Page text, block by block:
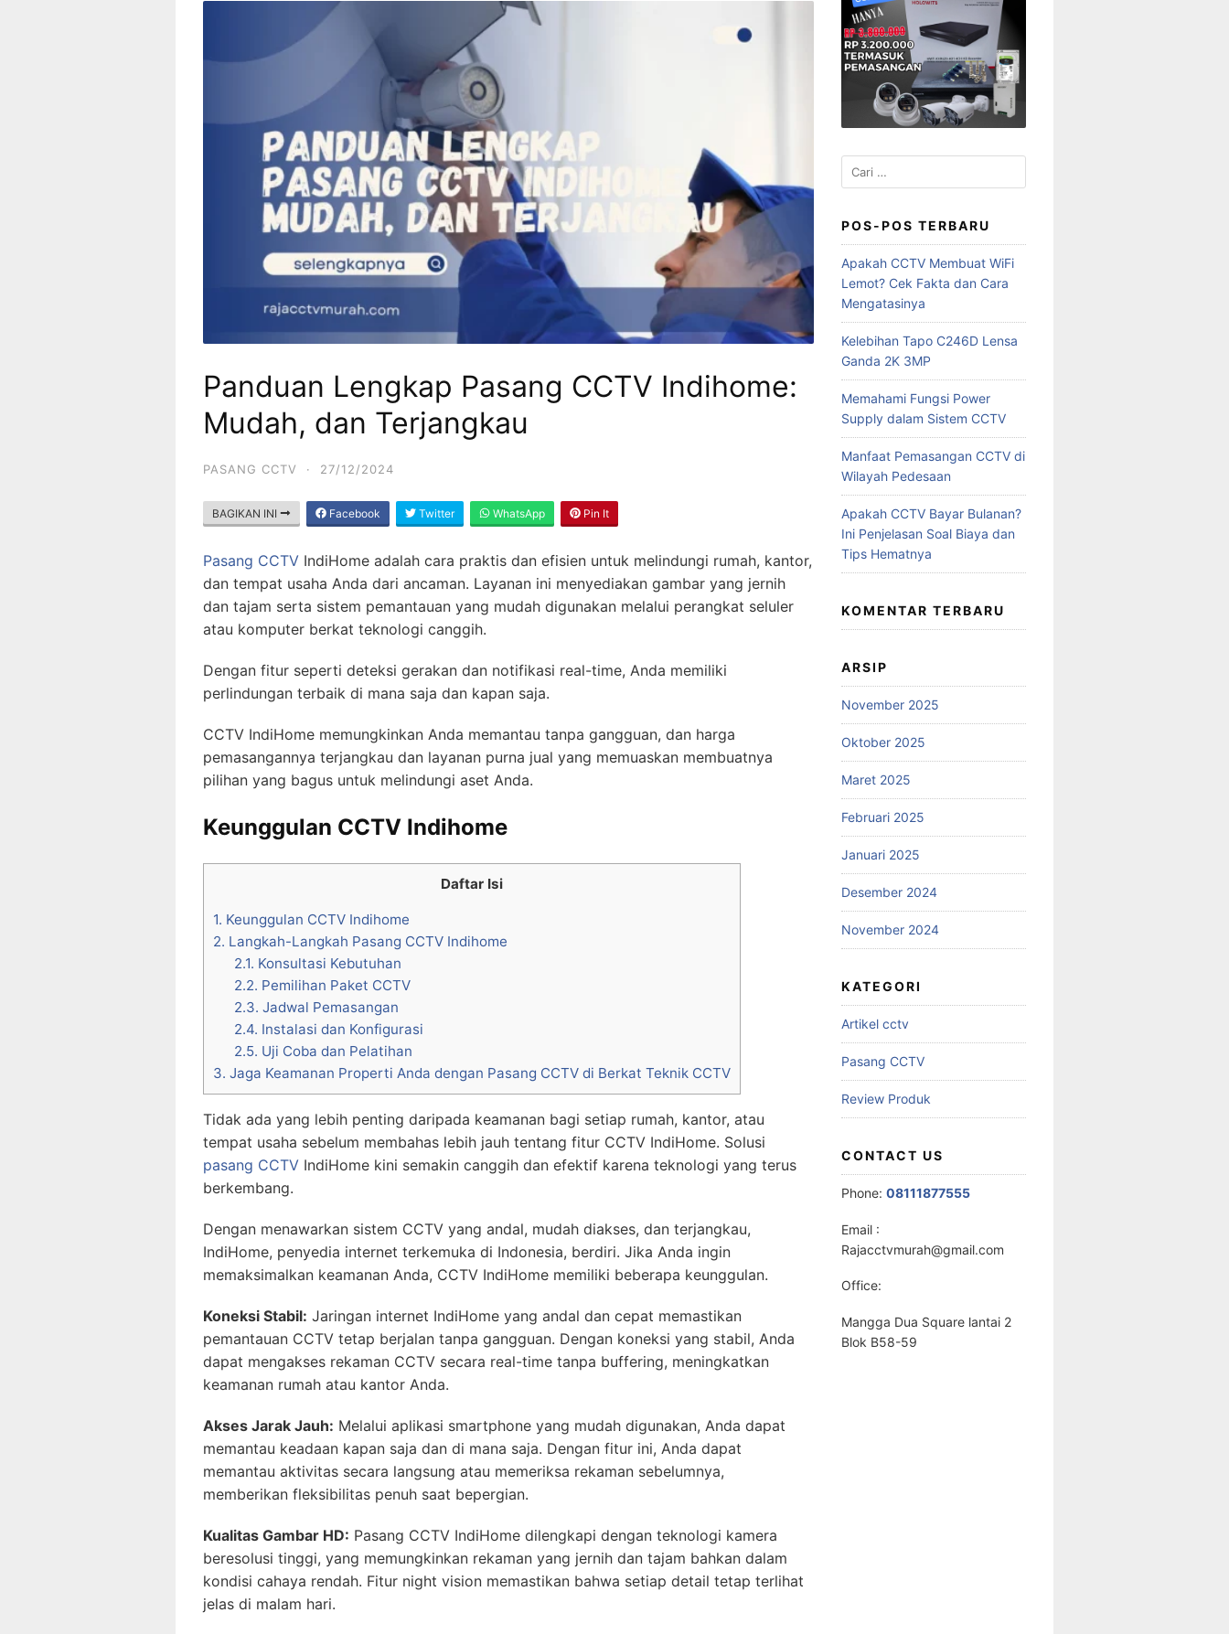
Panduan Lengkap Pasang CCTV Indihome:
Mudah, dan Terjangkau
PASANG CCTV · 27/12/2024
BAGIKAN INI Facebook Twitter WhatsApp Pin It
Pasang CCTV IndiHome adalah cara praktis dan efisien untuk melindungi rumah, kantor,
dan tempat usaha Anda dari ancaman. Layanan ini menyediakan gambar yang jernih
dan tajam serta sistem pemantauan yang mudah digunakan melalui perangkat seluler
atau komputer berkat teknologi canggih.
Dengan fitur seperti deteksi gerakan dan notifikasi real-time, Anda memiliki
perlindungan terbaik di mana saja dan kapan saja.
CCTV IndiHome memungkinkan Anda memantau tanpa gangguan, dan harga
pemasangannya terjangkau dan layanan purna jual yang memuaskan membuatnya
pilihan yang bagus untuk melindungi aset Anda.
Keunggulan CCTV Indihome
Daftar Isi
1. Keunggulan CCTV Indihome
2. Langkah-Langkah Pasang CCTV Indihome
2.1. Konsultasi Kebutuhan
2.2. Pemilihan Paket CCTV
2.3. Jadwal Pemasangan
2.4. Instalasi dan Konfigurasi
2.5. Uji Coba dan Pelatihan
3. Jaga Keamanan Properti Anda dengan Pasang CCTV di Berkat Teknik CCTV
Tidak ada yang lebih penting daripada keamanan bagi setiap rumah, kantor, atau
tempat usaha sebelum membahas lebih jauh tentang fitur CCTV IndiHome. Solusi
pasang CCTV IndiHome kini semakin canggih dan efektif karena teknologi yang terus
berkembang.
Dengan menawarkan sistem CCTV yang andal, mudah diakses, dan terjangkau,
IndiHome, penyedia internet terkemuka di Indonesia, berdiri. Jika Anda ingin
memaksimalkan keamanan Anda, CCTV IndiHome memiliki beberapa keunggulan.
Koneksi Stabil: Jaringan internet IndiHome yang andal dan cepat memastikan
pemantauan CCTV tetap berjalan tanpa gangguan. Dengan koneksi yang stabil, Anda
dapat mengakses rekaman CCTV secara real-time tanpa buffering, meningkatkan
keamanan rumah atau kantor Anda.
Akses Jarak Jauh: Melalui aplikasi smartphone yang mudah digunakan, Anda dapat
memantau keadaan kapan saja dan di mana saja. Dengan fitur ini, Anda dapat
memantau aktivitas secara langsung atau memeriksa rekaman sebelumnya,
memberikan fleksibilitas penuh saat bepergian.
Kualitas Gambar HD: Pasang CCTV IndiHome dilengkapi dengan teknologi kamera
beresolusi tinggi, yang memungkinkan rekaman yang jernih dan tajam bahkan dalam
kondisi cahaya rendah. Fitur night vision memastikan bahwa setiap detail tetap terlihat
jelas di malam hari.
Cari
untuk:
POS-POS TERBARU
Apakah CCTV Membuat WiFi
Lemot? Cek Fakta dan Cara
Mengatasinya
Kelebihan Tapo C246D Lensa
Ganda 2K 3MP
Memahami Fungsi Power
Supply dalam Sistem CCTV
Manfaat Pemasangan CCTV di
Wilayah Pedesaan
Apakah CCTV Bayar Bulanan?
Ini Penjelasan Soal Biaya dan
Tips Hematnya
KOMENTAR TERBARU
ARSIP
November 2025
Oktober 2025
Maret 2025
Februari 2025
Januari 2025
Desember 2024
November 2024
KATEGORI
Artikel cctv
Pasang CCTV
Review Produk
CONTACT US
Phone: 08111877555
Email :
Rajacctvmurah@gmail.com
Office:
Mangga Dua Square lantai 2
Blok B58-59